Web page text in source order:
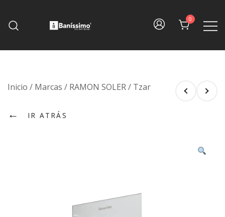
content
0
Inicio / Marcas / RAMON SOLER/ Tzar
← IR ATRÁS